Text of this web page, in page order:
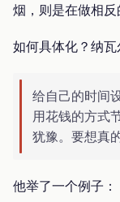
烟，则是在做相反
如何具体化？纳
给自己的时间
用花钱的方式
犹豫。要想真
他举了一个例子：